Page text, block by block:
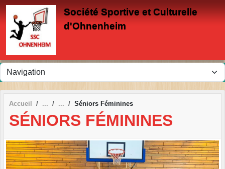
Société Sportive et Culturelle
d'Ohnenheim
Accueil Séniors Féminines
SÉNIORS FÉMININES
Panneau de gestion des cookies